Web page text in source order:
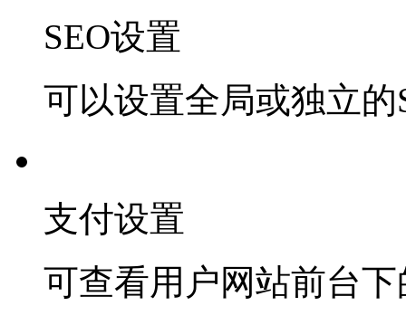
SEO设置
可以设置全局或独立
支付设置
可查看用户网站前台